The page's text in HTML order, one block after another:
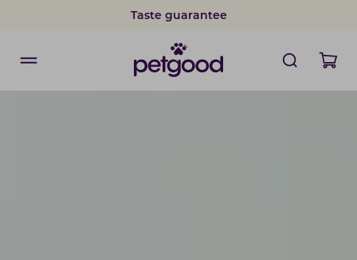
Taste guarantee